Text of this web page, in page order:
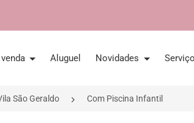
Aluguel Novidades
São Geraldo Com Piscina Infantil